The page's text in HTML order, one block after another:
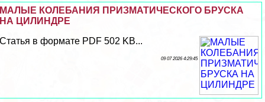
МАЛЫЕ КОЛЕБАНИЯ ПРИЗМАТИЧЕСКОГО БРУСКА
НА ЦИЛИНДРЕ
Статья в формате PDF 502 KB...
09 07 2026 4:29:45